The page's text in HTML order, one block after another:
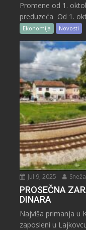
Promene od 1.
preduzeća Od 1.
Ekonomija Novosti
Jul 9, 2025
PROSEČNA
DINARA
Najviša primanja u
zaposleni u